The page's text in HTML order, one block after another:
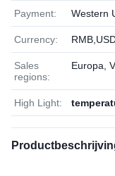
Payment: Western
Currency:
Sales
regions:
Europa,
High Light: